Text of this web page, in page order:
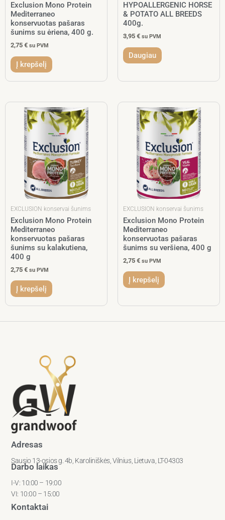
Exclusion Mono Protein
Mediterraneo
konservuotas pašaras
šunims su ėriena, 400 g.
2,75 € su PVM
Į krepšelį
HYPOALLERGENIC HORSE
& POTATO ALL BREEDS
400g.
3,95 € su PVM
Daugiau
EXCLUSION konservai šunims
Exclusion Mono Protein
Mediterraneo
konservuotas pašaras
šunims su kalakutiena,
400 g
2,75 € su PVM
Į krepšelį
EXCLUSION konservai šunims
Exclusion Mono Protein
Mediterraneo
konservuotas pašaras
šunims su veršiena, 400 g
2,75 € su PVM
Į krepšelį
Adresas
Sausio 13-osios g. 4b, Karoliniškės, Vilnius, Lietuva, LT-04303
Darbo laikas
I-V: 10:00 – 19:00
VI: 10:00 – 15:00
Kontaktai